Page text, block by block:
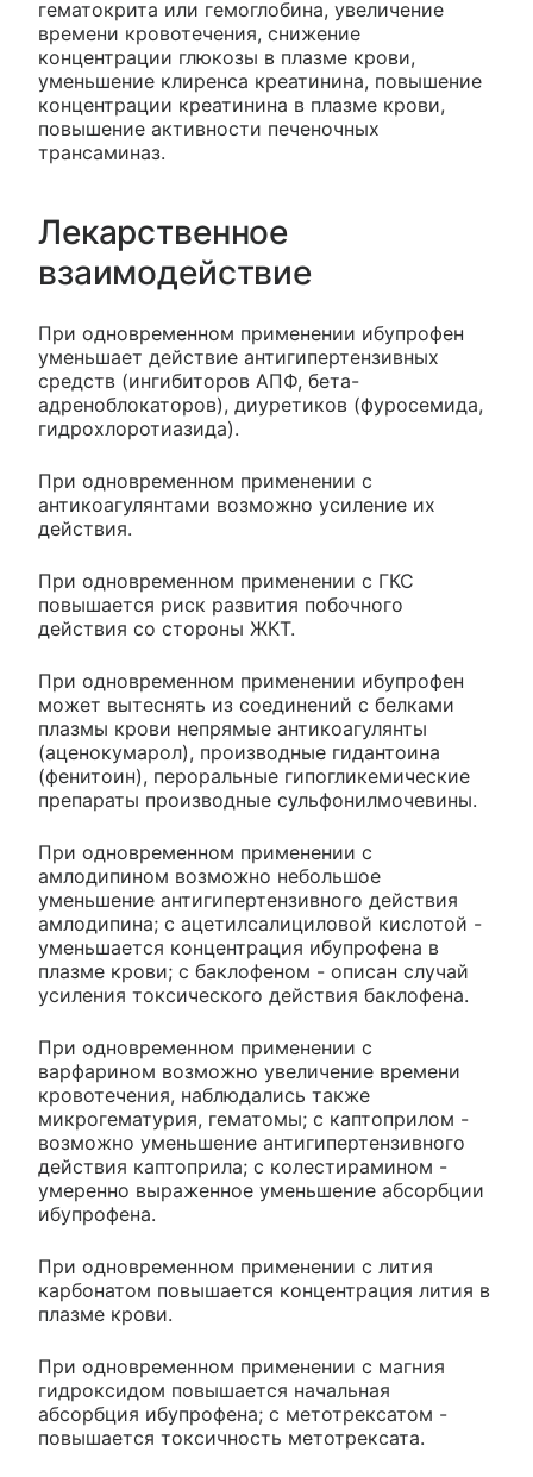
гематокрита или гемоглобина, увеличение
времени кровотечения, снижение
концентрации глюкозы в плазме крови,
уменьшение клиренса креатинина, повышение
концентрации креатинина в плазме крови,
повышение активности печеночных
трансаминаз.
Лекарственное
взаимодействие
При одновременном применении ибупрофен
уменьшает действие антигипертензивных
средств (ингибиторов АПФ, бета-
адреноблокаторов), диуретиков (фуросемида,
гидрохлоротиазида).
При одновременном применении с
антикоагулянтами возможно усиление их
действия.
При одновременном применении с ГКС
повышается риск развития побочного
действия со стороны ЖКТ.
При одновременном применении ибупрофен
может вытеснять из соединений с белками
плазмы крови непрямые антикоагулянты
(аценокумарол), производные гидантоина
(фенитоин), пероральные гипогликемические
препараты производные сульфонилмочевины.
При одновременном применении с
амлодипином возможно небольшое
уменьшение антигипертензивного действия
амлодипина; с ацетилсалициловой кислотой -
уменьшается концентрация ибупрофена в
плазме крови; с баклофеном - описан случай
усиления токсического действия баклофена.
При одновременном применении с
варфарином возможно увеличение времени
кровотечения, наблюдались также
микрогематурия, гематомы; с каптоприлом -
возможно уменьшение антигипертензивного
действия каптоприла; с колестирамином -
умеренно выраженное уменьшение абсорбции
ибупрофена.
При одновременном применении с лития
карбонатом повышается концентрация лития в
плазме крови.
При одновременном применении с магния
гидроксидом повышается начальная
абсорбция ибупрофена; с метотрексатом -
повышается токсичность метотрексата.